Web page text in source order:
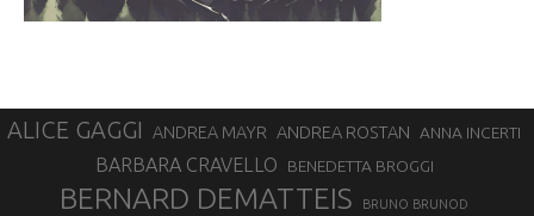
ALICE GAGGI ANDREA MAYR ANDREA ROSTAN ANNA INCERTI
BARBARA CRAVELLO BENEDETTA BROGGI
BERNARD DEMATTEIS BRUNO BRUNOD